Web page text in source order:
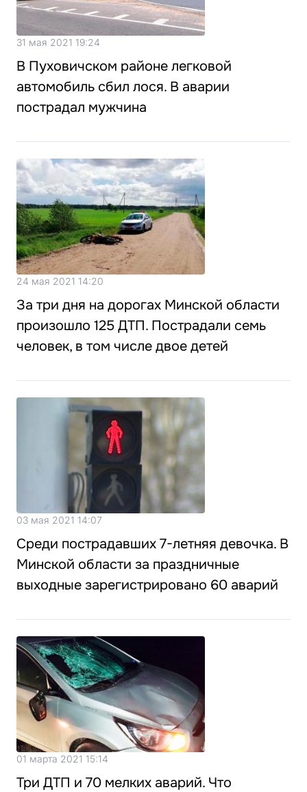
31 мая 2021 19:24
В Пуховичском районе легковой
автомобиль сбил лося. В аварии
пострадал мужчина
24 мая 2021 14:20
За три дня на дорогах Минской области
произошло 125 ДТП. Пострадали семь
человек, в том числе двое детей
03 мая 2021 14:07
Среди пострадавших 7-летняя девочка. В
Минской области за праздничные
выходные зарегистрировано 60 аварий
01 марта 2021 15:14
Три ДТП и 70 мелких аварий. Что